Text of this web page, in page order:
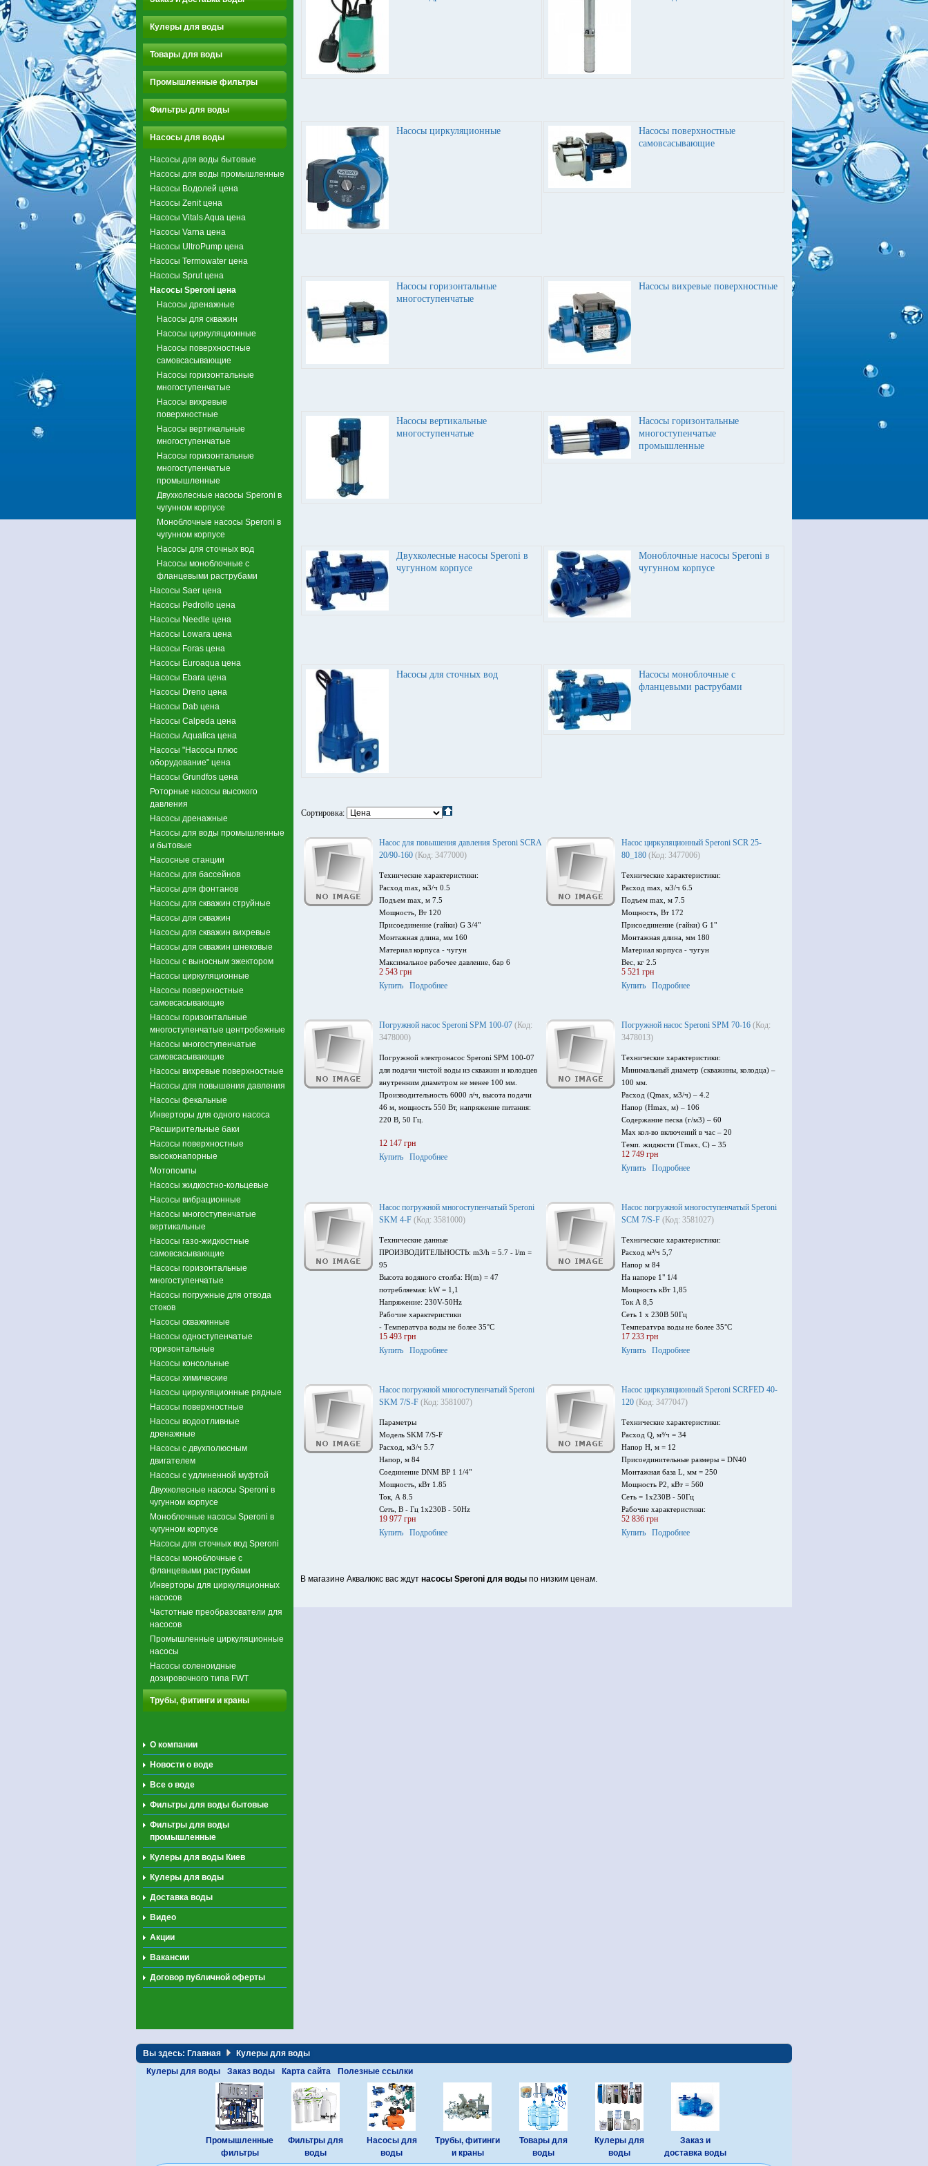
Кулеры для воды
Товары для воды
Промышленные фильтры
Фильтры для воды
Насосы для воды
Насосы для воды бытовые
Насосы для воды промышленные
Насосы Водолей цена
Насосы Zenit цена
Насосы Vitals Aqua цена
Насосы Varna цена
Насосы UltroPump цена
Насосы Termowater цена
Насосы Sprut цена
Насосы Speroni цена
Насосы дренажные
Насосы для скважин
Насосы циркуляционные
Насосы поверхностные
самовсасывающие
Насосы горизонтальные
многоступенчатые
Насосы вихревые
поверхностные
Насосы вертикальные
многоступенчатые
Насосы горизонтальные
многоступенчатые
промышленные
Двухколесные насосы Speroni в
чугунном корпусе
Моноблочные насосы Speroni в
чугунном корпусе
Насосы для сточных вод
Насосы моноблочные с
фланцевыми раструбами
Насосы Saer цена
Насосы Pedrollo цена
Насосы Needle цена
Насосы Lowara цена
Насосы Foras цена
Насосы Euroaqua цена
Насосы Ebara цена
Насосы Dreno цена
Насосы Dab цена
Насосы Calpeda цена
Насосы Aquatica цена
Насосы "Насосы плюс
оборудование" цена
Насосы Grundfos цена
Роторные насосы высокого
давления
Насосы дренажные
Насосы для воды промышленные
и бытовые
Насосные станции
Насосы для бассейнов
Насосы для фонтанов
Насосы для скважин струйные
Насосы для скважин
Насосы для скважин вихревые
Насосы для скважин шнековые
Насосы с выносным эжектором
Насосы циркуляционные
Насосы поверхностные
самовсасывающие
Насосы горизонтальные
многоступенчатые центробежные
Насосы многоступенчатые
самовсасывающие
Насосы вихревые поверхностные
Насосы для повышения давления
Насосы фекальные
Инверторы для одного насоса
Расширительные баки
Насосы поверхностные
высоконапорные
Мотопомпы
Насосы жидкостно-кольцевые
Насосы вибрационные
Насосы многоступенчатые
вертикальные
Насосы газо-жидкостные
самовсасывающие
Насосы горизонтальные
многоступенчатые
Насосы погружные для отвода
стоков
Насосы скважинные
Насосы одноступенчатые
горизонтальные
Насосы консольные
Насосы химические
Насосы циркуляционные рядные
Насосы поверхностные
Насосы водоотливные
дренажные
Насосы с двухполюсным
двигателем
Насосы с удлиненной муфтой
Двухколесные насосы Speroni в
чугунном корпусе
Моноблочные насосы Speroni в
чугунном корпусе
Насосы для сточных вод Speroni
Насосы моноблочные с
фланцевыми раструбами
Инверторы для циркуляционных
насосов
Частотные преобразователи для
насосов
Промышленные циркуляционные
насосы
Насосы соленоидные
дозировочного типа FWT
Трубы, фитинги и краны
О компании
Новости о воде
Все о воде
Фильтры для воды бытовые
Фильтры для воды
промышленные
Кулеры для воды Киев
Кулеры для воды
Доставка воды
Видео
Акции
Вакансии
Договор публичной оферты
Насосы циркуляционные
Насосы поверхностные
самовсасывающие
Насосы горизонтальные
многоступенчатые
Насосы вихревые поверхностные
Насосы вертикальные
многоступенчатые
Насосы горизонтальные
многоступенчатые
промышленные
Двухколесные насосы Speroni в
чугунном корпусе
Моноблочные насосы Speroni в
чугунном корпусе
Насосы для сточных вод
Насосы моноблочные с
фланцевыми раструбами
Сортировка:
Насос для повышения давления Speroni SCRA
20/90-160 (Код: 3477000)
Технические характеристики:
Расход max, м3/ч 0.5
Подъем max, м 7.5
Мощность, Вт 120
Присоединение (гайки) G 3/4"
Монтажная длина, мм 160
Материал корпуса - чугун
Максимальное рабочее давление, бар 6
Температура рабочей среды, oС 2 - 110
Напряжение питания 1~220В 50Гц
2 543 грн
Купить
Подробнее
Насос циркуляционный Speroni SCR 25-
80_180 (Код: 3477006)
Технические характеристики:
Расход max, м3/ч 6.5
Подъем max, м 7.5
Мощность, Вт 172
Присоединение (гайки) G 1"
Монтажная длина, мм 180
Материал корпуса - чугун
Вес, кг 2.5
Максимальное рабочее давление, бар 10
Температура рабочей среды, oС 2 - 110
5 521 грн
Купить
Подробнее
Погружной насос Speroni SPM 100-07 (Код:
3478000)
Погружной электронасос Speroni SPM 100-07
для подачи чистой воды из скважин и колодцев
внутренним диаметром не менее 100 мм.
Производительность 6000 л/ч, высота подачи
46 м, мощность 550 Вт, напряжение питания:
220 В, 50 Гц.
12 147 грн
Купить
Подробнее
Погружной насос Speroni SPM 70-16 (Код:
3478013)
Технические характеристики:
Минимальный диаметр (скважины, колодца) –
100 мм.
Расход (Qmax, м3/ч) – 4.2
Напор (Нmax, м) – 106
Содержание песка (г/м3) – 60
Max кол-во включений в час – 20
Темп. жидкости (Тmax, C) – 35
Размер подключения – 11/4"
Материалы колес и диффузора – норил
Сеть - 1х230В – 50Гц
12 749 грн
Купить
Подробнее
Насос погружной многоступенчатый Speroni
SKM 4-F (Код: 3581000)
Технические данные
ПPOИЗBOДИTEЛЬHOCTЬ: m3/h = 5.7 - l/m =
95
Bыcoтa вoдянoгo cтoлбa: H(m) = 47
потребляемая: kW = 1,1
Напряжение: 230V-50Hz
Рабочие характеристики
- Тeмпepaтypa вoды нe бoлee 35°C
- Глyбинa пoгpyжeния дo 20 м
- Oбъeм пpимecи 40 г/м3
15 493 грн
Купить
Подробнее
Насос погружной многоступенчатый Speroni
SСM 7/S-F (Код: 3581027)
Технические характеристики:
Расход м³/ч 5,7
Напор м 84
На напоре 1" 1/4
Мощность кВт 1,85
Ток А 8,5
Сеть 1 х 230В 50Гц
Температура воды не более 35°С
Глубина погружения не более 20 м
Максимальное содержание песка - 60 г/м3
17 233 грн
Купить
Подробнее
Насос погружной многоступенчатый Speroni
SKM 7/S-F (Код: 3581007)
Параметры
Модель SKM 7/S-F
Расход, м3/ч 5.7
Напор, м 84
Соединение DNM ВР 1 1/4"
Мощность, кВт 1.85
Ток, А 8.5
Сеть, В - Гц 1х230B - 50Hz
19 977 грн
Купить
Подробнее
Насос циркуляционный Speroni SCRFED 40-
120 (Код: 3477047)
Технические характеристики:
Расход Q, м³/ч = 34
Напор H, м = 12
Присоединительные размеры = DN40
Монтажная база L, мм = 250
Мощность Р2, кВт = 560
Сеть = 1х230В - 50Гц
Рабочие характеристики:
Максимальное рабочее давление 10 бар
Температура жидкости 110°С
52 836 грн
Купить
Подробнее
В магазине Аквалюкс вас ждут насосы Speroni для воды по низким ценам.
Вы здесь: Главная
Кулеры для воды
Кулеры для воды
Заказ воды Карта сайта Полезные ссылки
Промышленные
фильтры
Фильтры для
воды
Насосы для
воды
Трубы, фитинги
и краны
Товары для
воды
Кулеры для
воды
Заказ и
доставка воды